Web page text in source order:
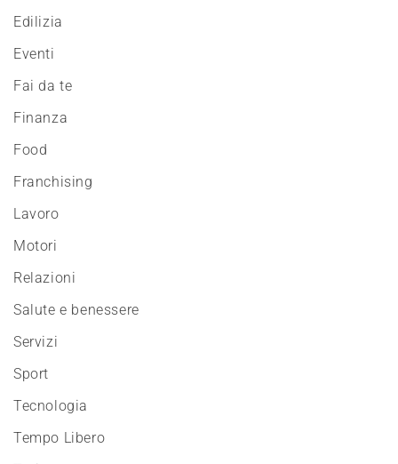
Edilizia
Eventi
Fai da te
Finanza
Food
Franchising
Lavoro
Motori
Relazioni
Salute e benessere
Servizi
Sport
Tecnologia
Tempo Libero